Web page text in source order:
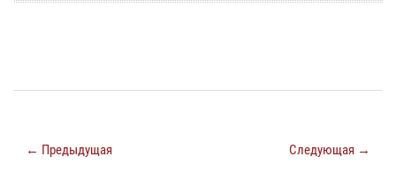
← Предыдущая Следующая →